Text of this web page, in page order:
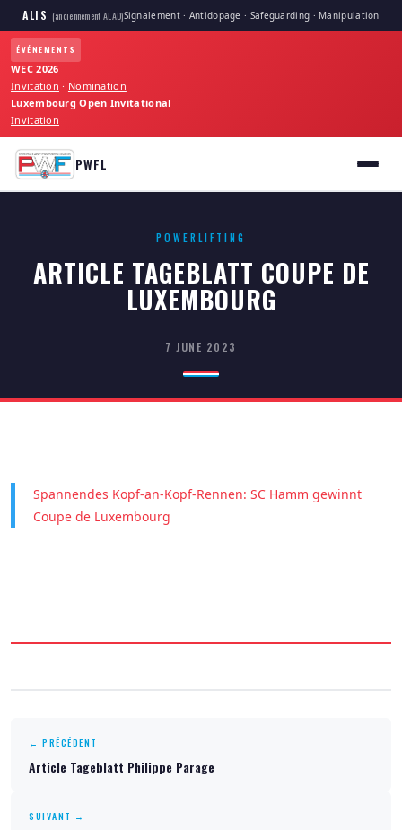
ALIS (anciennement ALAD)Signalement · Antidopage · Safeguarding · Manipulation
ÉVÉNEMENTS
WEC 2026
Invitation · Nomination
Luxembourg Open Invitational
Invitation
PWFL
POWERLIFTING
ARTICLE TAGEBLATT COUPE DE
LUXEMBOURG
7 JUNE 2023
Spannendes Kopf-an-Kopf-Rennen: SC Hamm gewinnt
Coupe de Luxembourg
← PRÉCÉDENT
Article Tageblatt Philippe Parage
SUIVANT →